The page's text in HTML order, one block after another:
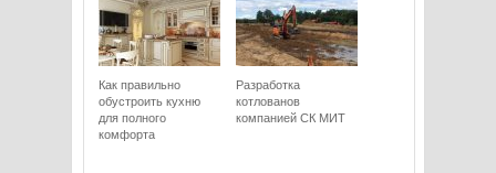
Как правильно
обустроить кухню
для полного
комфорта
Разработка
котлованов
компанией СК МИТ